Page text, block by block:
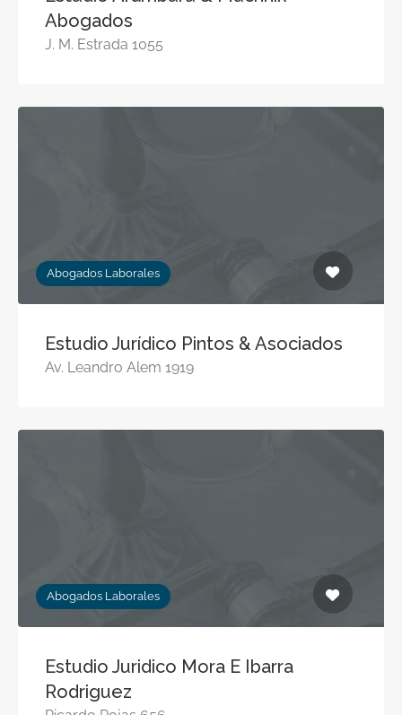
Abogados
J. M. Estrada 1055
Abogados Laborales
Estudio Jurídico Pintos & Asociados
Av. Leandro Alem 1919
Abogados Laborales
Estudio Juridico Mora E Ibarra
Rodriguez